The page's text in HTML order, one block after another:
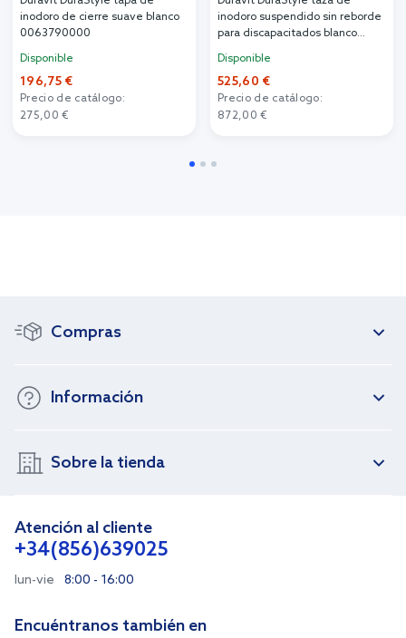
inodoro de cierre suave blanco
0063790000
Disponible
196,75 €
Precio de catálogo:
275,00 €
inodoro suspendido sin reborde
para discapacitados blanco
Disponible
525,60 €
Precio de catálogo:
872,00 €
Compras
Información
Sobre la tienda
Atención al cliente
+34(856)639025
lun-vie 8:00 - 16:00
Encuéntranos también en